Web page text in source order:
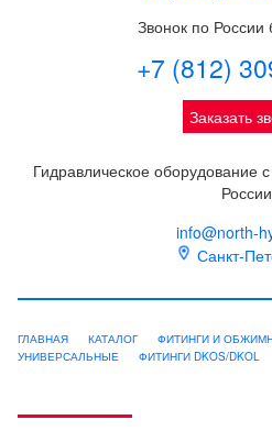
Звонок по России
+7 (812)
Заказать
Гидравлическое оборудование
России
info@north-
Санкт-
ГЛАВНАЯ КАТАЛОГ
ФИТИНГИ И
УНИВЕРСАЛЬНЫЕ
ФИТИНГИ DKOS/DKOL